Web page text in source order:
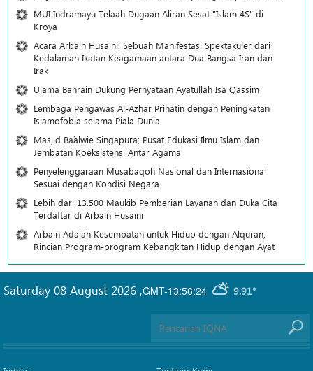
MUI Indramayu Telaah Dugaan Aliran Sesat "Islam 4S" di
Kroya
Acara Arbain Husaini: Sebuah Manifestasi Spektakuler dari
Kedalaman Ikatan Keagamaan antara Dua Bangsa Iran dan
Irak
Ulama Bahrain Dukung Pernyataan Ayatullah Isa Qassim
Lembaga Pengawas Al-Azhar Prihatin dengan Peningkatan
Islamofobia selama Piala Dunia
Masjid Ba`alwie Singapura; Pusat Edukasi Ilmu Islam dan
Jembatan Koeksistensi Antar Agama
Penyelenggaraan Musabaqoh Nasional dan Internasional
Sesuai dengan Kondisi Negara
Lebih dari 13.500 Maukib Pemberian Layanan dan Duka Cita
Terdaftar di Arbain Husaini
Arbain Adalah Kesempatan untuk Hidup dengan Alquran;
Rincian Program-program Kebangkitan Hidup dengan Ayat
GMT-13:56:24 9.91°
Saturday 08 August 2026 ,